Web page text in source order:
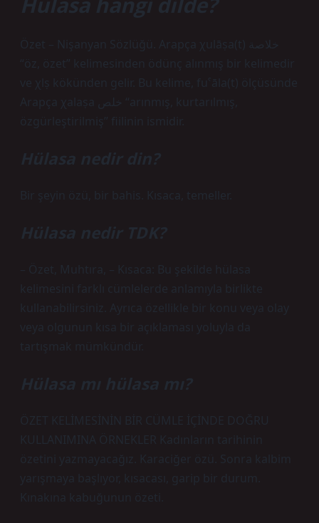
Özet – Nişanyan Sözlüğü. Arapça χulāṣa(t) خلاصة
“öz, özet” kelimesinden ödünç alınmış bir kelimedir
ve χlṣ kökünden gelir. Bu kelime, fuˁāla(t) ölçüsünde
Arapça χalaṣa خلص “arınmış, kurtarılmış,
özgürleştirilmiş” fiilinin ismidir.
Hülasa nedir din?
Bir şeyin özü, bir bahis. Kısaca, temeller.
Hülasa nedir TDK?
– Özet, Muhtıra, – Kısaca: Bu şekilde hülasa
kelimesini farklı cümlelerde anlamıyla birlikte
kullanabilirsiniz. Ayrıca özellikle bir konu veya olay
veya olgunun kısa bir açıklaması yoluyla da
tartışmak mümkündür.
Hülasa mı hülasa mı?
ÖZET KELİMESİNİN BİR CÜMLE İÇİNDE DOĞRU
KULLANIMINA ÖRNEKLER Kadınların tarihinin
özetini yazmayacağız. Karaciğer özü. Sonra kalbim
yarışmaya başlıyor, kısacası, garip bir durum.
Kınakına kabuğunun özeti.